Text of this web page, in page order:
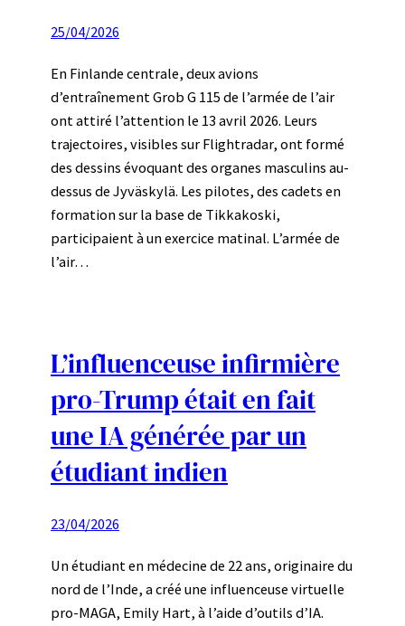
25/04/2026
En Finlande centrale, deux avions
d’entraînement Grob G 115 de l’armée de l’air
ont attiré l’attention le 13 avril 2026. Leurs
trajectoires, visibles sur Flightradar, ont formé
des dessins évoquant des organes masculins au-
dessus de Jyväskylä. Les pilotes, des cadets en
formation sur la base de Tikkakoski,
participaient à un exercice matinal. L’armée de
l’air…
L’influenceuse infirmière
pro-Trump était en fait
une IA générée par un
étudiant indien
23/04/2026
Un étudiant en médecine de 22 ans, originaire du
nord de l’Inde, a créé une influenceuse virtuelle
pro-MAGA, Emily Hart, à l’aide d’outils d’IA.